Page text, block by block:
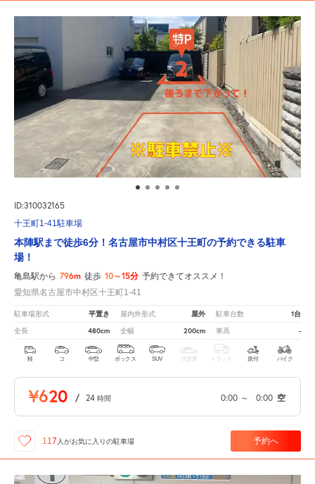
ID:310032165
十王町1-41駐車場
本陣駅まで徒歩6分！名古屋市中村区十王町の予約できる駐車
場！
亀島駅から 796m 徒歩 10～15分 予約できてオススメ！
愛知県名古屋市中村区十王町1-41
駐車場形式 平置き 屋内外形式 屋外 駐車台数 1台
全長 480cm 全幅 200cm 車高 -
軽 コ 中型 ボックス SUV 大型車 トラック 原付 バイク
¥620 / 24 時間 0:00 ～ 0:00 空
117 人がお気に入りの駐車場 予約へ